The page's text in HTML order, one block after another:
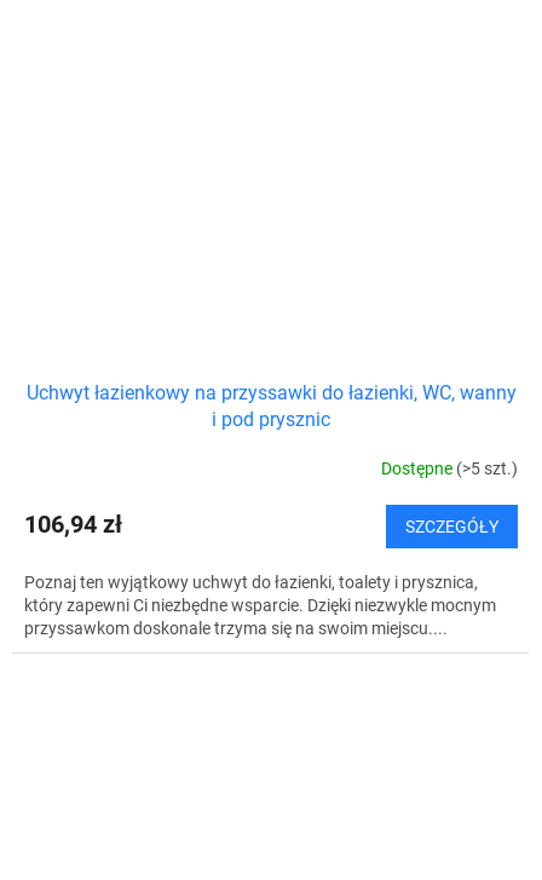
Uchwyt łazienkowy na przyssawki do łazienki, WC, wanny
i pod prysznic
Dostępne (>5 szt.)
106,94 zł SZCZEGÓŁY
Poznaj ten wyjątkowy uchwyt do łazienki, toalety i prysznica,
który zapewni Ci niezbędne wsparcie. Dzięki niezwykle mocnym
przyssawkom doskonale trzyma się na swoim miejscu....